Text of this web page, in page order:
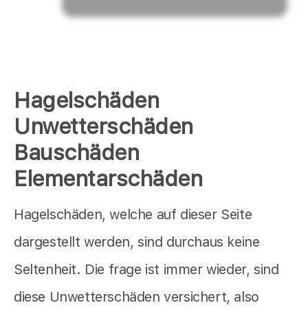
Hagelschäden
Unwetterschäden
Bauschäden
Elementarschäden
Hagelschäden, welche auf dieser Seite
dargestellt werden, sind durchaus keine
Seltenheit. Die frage ist immer wieder, sind
diese Unwetterschäden versichert, also